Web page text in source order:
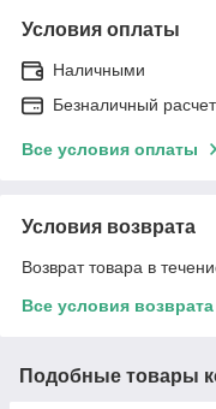
Условия оплаты
Наличными
Безналичный расчет
Все условия оплаты
Условия возврата
Возврат товара в
Все условия возврата
Подобные товары